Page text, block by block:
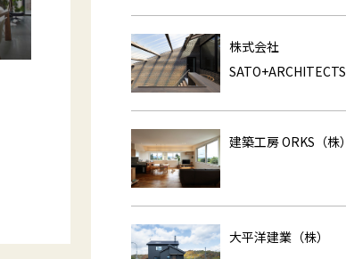
株式会社
SATO+ARCHITECTS
建築工房 ORKS（株）
大平洋建業（株）